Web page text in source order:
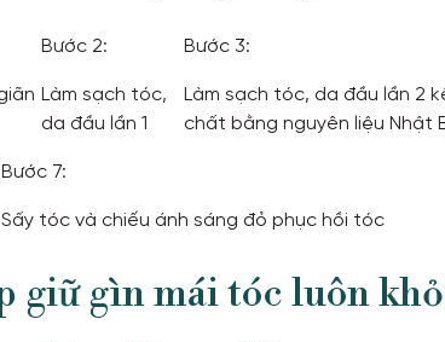
Bước 2:
Làm sạch tóc,
da đầu lần 1
Bước 3:
Làm sạch tóc, da đầu lần 2
chất bằng nguyên liệu Nhật
Bước 7:
Sấy tóc và chiếu ánh sáng đỏ phục hồi tóc
giữ gìn mái tóc luôn